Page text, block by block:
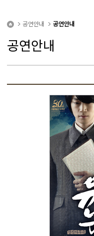
공연안내 공연안내
공연안내